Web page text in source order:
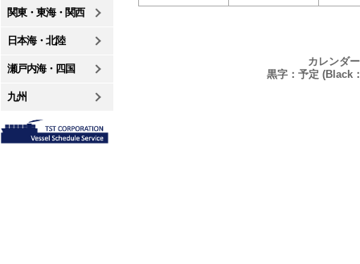
関東・東海・関西
日本海・北陸
瀬戸内海・四国
九州
カレンダ
黒字：予定